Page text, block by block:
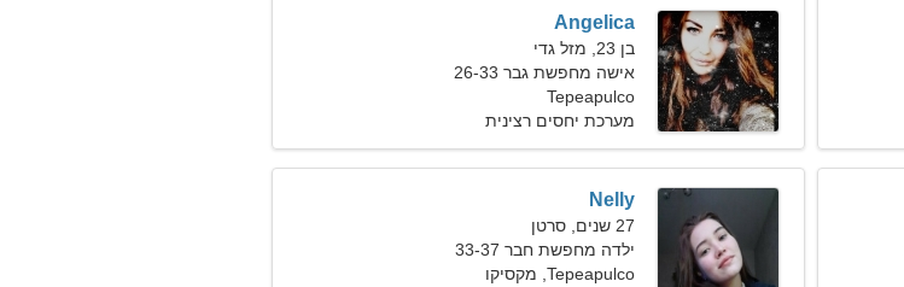
Angelica
בן 23, מזל גדי
אישה מחפשת גבר 26-33
Tepeapulco
מערכת יחסים רצינית
Nelly
27 שנים, סרטן
ילדה מחפשת חבר 33-37
Tepeapulco, מקסיקו